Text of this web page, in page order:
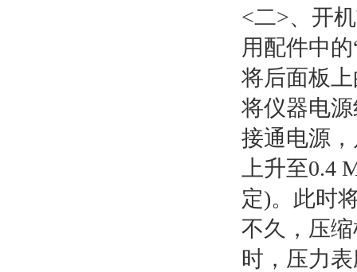
<二>、开
用配件中
将后面板
将仪器电
接通电源
上升至0.4
定)。此时
不久，压
时，压力